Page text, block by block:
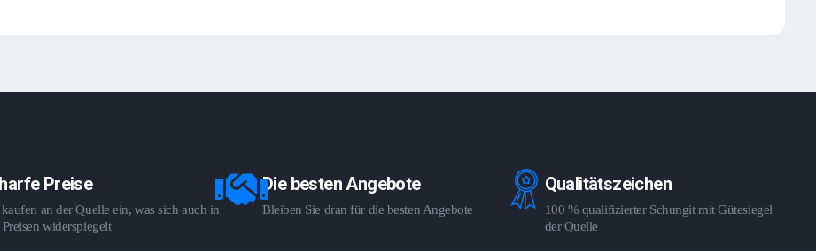
Preise
an der Quelle ein, was sich auch in
Preisen widerspiegelt
Die besten Angebote
Bleiben Sie dran für die besten Angebote
Qualitätszeichen
100 % qualifizierter Schungit mit Gütesiegel
der Quelle